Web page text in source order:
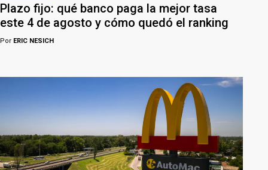
Plazo fijo: qué banco paga la mejor tasa
este 4 de agosto y cómo quedó el ranking
Por ERIC NESICH